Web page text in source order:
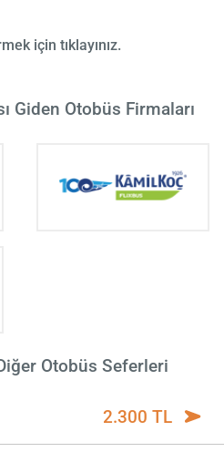
için tıklayınız.
Giden Otobüs Firmaları
Otobüs Seferleri
2.300 TL